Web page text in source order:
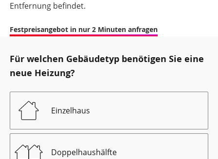
Entfernung befindet.
Festpreisangebot in nur 2 Minuten anfragen
Für welchen Gebäudetyp benötigen Sie eine
neue Heizung?
Einzelhaus
Doppelhaushälfte